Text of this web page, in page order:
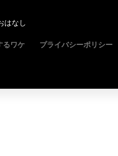
はなし
るワケ プライバシーポリシー